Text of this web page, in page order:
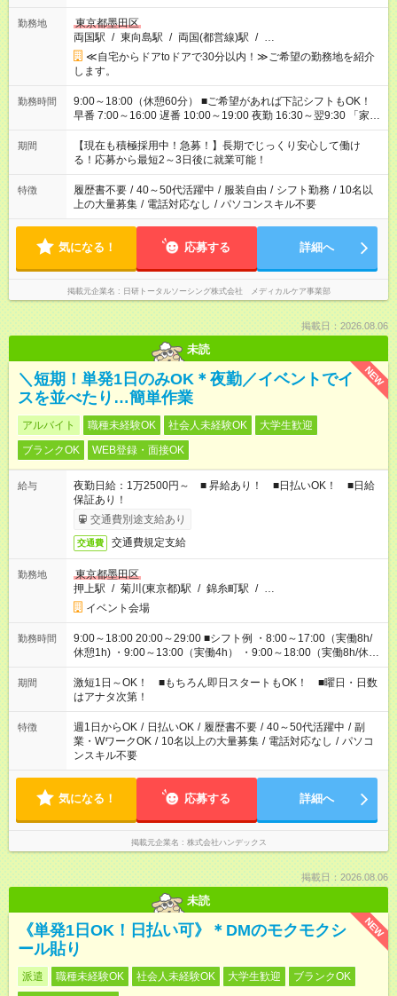
勤務地
東京都墨田区
両国駅 / 東向島駅 / 両国(都営線)駅 / …
≪自宅からドアtoドアで30分以内！≫ご希望の勤務地を紹介
します。
勤務時間
9:00～18:00（休憩60分） ■ご希望があれば下記シフトもOK！
早番 7:00～16:00 遅番 10:00～19:00 夜勤 16:30～翌9:30 「家族
と休みを合わせたい」 「余裕を持って夕飯の準備がしたい」
「できれば残業はしたくない」 など、ご希望を教えてください
ね。 ※Wワーク希望の方へ 今ご覧のお仕事で希望する勤務時間
と、もう1つのお仕事の勤務時間が 合計で週40時間を超える場
合は応募できません。
期間
【現在も積極採用中！急募！】長期でじっくり安心して働け
る！応募から最短2～3日後に就業可能！
特徴 履歴書不要 / 40～50代活躍中 / 服装自由 / シフト勤務 / 10名以
上の大量募集 / 電話対応なし / パソコンスキル不要
気になる！ 応募する 詳細へ
掲載元企業名 日研トータルソーシング株式会社 メディカルケア事業部
掲載日：2026.08.06
未読
NEW
＼短期！単発1日のみOK＊夜勤／イベントでイ
スを並べたり…簡単作業
アルバイト 職種未経験OK 社会人未経験OK
大学生歓迎
ブランクOK
WEB登録・面接OK
給与
夜勤日給：1万2500円～ ■ 昇給あり！ ■日払いOK！ ■日給
保証あり！
交通費別途支給あり
交通費 交通費規定支給
勤務地
東京都墨田区
押上駅 / 菊川(東京都)駅 / 錦糸町駅 / …
イベント会場
勤務時間
9:00～18:00 20:00～29:00 ■シフト例 ・8:00～17:00（実働8h/
休憩1h) ・9:00～13:00（実働4h） ・9:00～18:00（実働8h/休憩
1h) ・13:00～17:00（実働4h) ・21:00～翌5:00（実働7h/休憩
1h) など 作業時間は4h～8hで現場により変動あり！ 早く終わ
っても日給保証！ シフトはお気軽にご相談ください♪
期間
激短1日～OK！ ■もちろん即日スタートもOK！ ■曜日・日数
はアナタ次第！
特徴 週1日からOK / 日払いOK / 履歴書不要 / 40～50代活躍中 / 副
業・WワークOK / 10名以上の大量募集 / 電話対応なし / パソコ
ンスキル不要
気になる！ 応募する 詳細へ
掲載元企業名 株式会社ハンデックス
掲載日：2026.08.06
未読
NEW
《単発1日OK！日払い可》＊DMのモクモクシ
ール貼り
派遣 職種未経験OK 社会人未経験OK 大学生歓迎
ブランクOK